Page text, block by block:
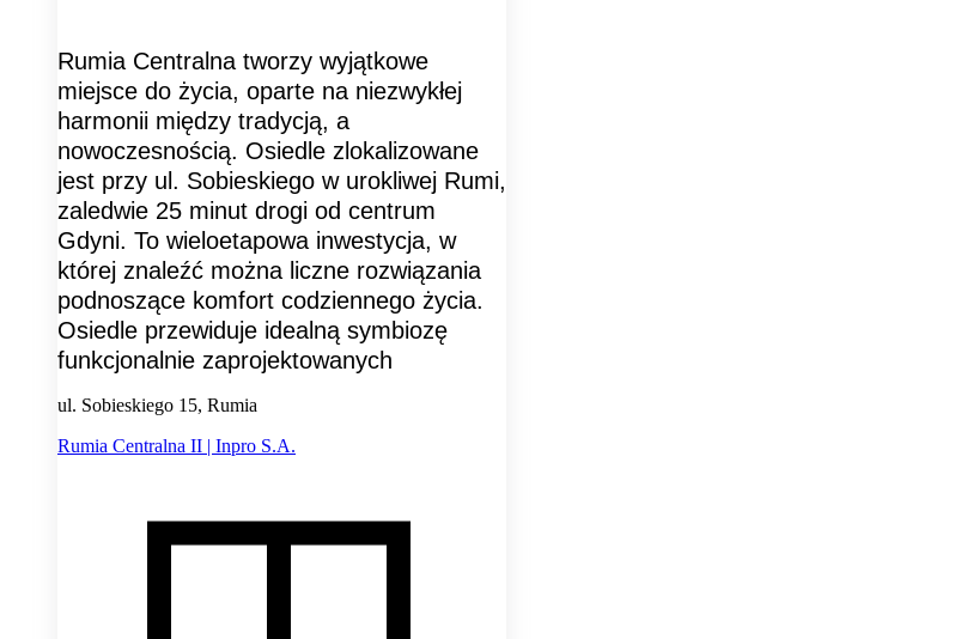
Rumia Centralna tworzy wyjątkowe
miejsce do życia, oparte na niezwykłej
harmonii między tradycją, a
nowoczesnością. Osiedle zlokalizowane
jest przy ul. Sobieskiego w urokliwej Rumi,
zaledwie 25 minut drogi od centrum
Gdyni. To wieloetapowa inwestycja, w
której znaleźć można liczne rozwiązania
podnoszące komfort codziennego życia.
Osiedle przewiduje idealną symbiozę
funkcjonalnie zaprojektowanych
ul. Sobieskiego 15, Rumia
Rumia Centralna II | Inpro S.A.